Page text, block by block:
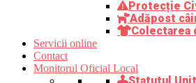
Protecție
Adăpost
Servicii online
Contact
Monitorul Oficial Local